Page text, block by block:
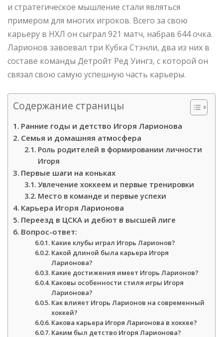
и стратегическое мышление стали являться
примером для многих игроков. Всего за свою
карьеру в НХЛ он сыграл 921 матч, набрав 644 очка.
Ларионов завоевал три Кубка Стэнли, два из них в
составе команды Детройт Ред Уингз, с которой он
связал свою самую успешную часть карьеры.
Содержание страницы
Ранние годы и детство Игоря Ларионова
Семья и домашняя атмосфера
Роль родителей в формировании личности
Игоря
Первые шаги на коньках
Увлечение хоккеем и первые тренировки
Место в команде и первые успехи
Карьера Игоря Ларионова
Переезд в ЦСКА и дебют в высшей лиге
Вопрос-ответ:
Какие клубы играл Игорь Ларионов?
Какой длиной была карьера Игоря
Ларионова?
Какие достижения имеет Игорь Ларионов?
Каковы особенности стиля игры Игоря
Ларионова?
Как влияет Игорь Ларионов на современный
хоккей?
Какова карьера Игоря Ларионова в хоккее?
Каким был детство Игоря Ларионова?